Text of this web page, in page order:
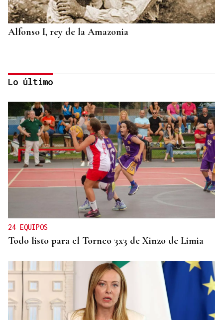
Alfonso I, rey de la Amazonia
BIOGRAFÍAS
Jesusa Prado López, la fuerza ourensana que
iluminó La Habana
Lo último
24 EQUIPOS
Todo listo para el Torneo 3x3 de Xinzo de Limia